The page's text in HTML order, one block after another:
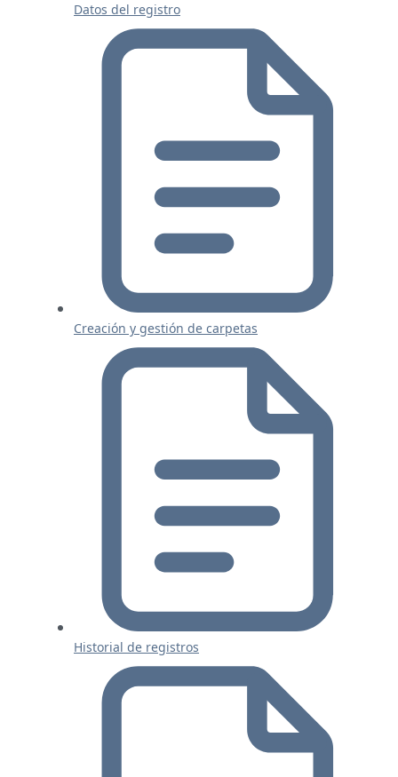
Datos del registro
Creación y gestión de carpetas
Historial de registros